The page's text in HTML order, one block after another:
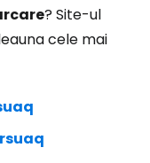
? Site-ul
cele mai